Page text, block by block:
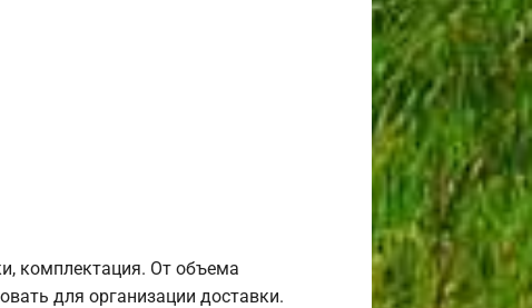
комплектация. От объема
для организации доставки.